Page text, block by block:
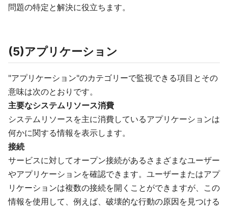
問題の特定と解決に役立ちます。
(5)アプリケーション
"アプリケーション"のカテゴリーで監視できる項目とその
意味は次のとおりです。
主要なシステムリソース消費
システムリソースを主に消費しているアプリケーションは
何かに関する情報を表示します。
接続
サービスに対してオープン接続があるさまざまなユーザー
やアプリケーションを確認できます。ユーザーまたはアプ
リケーションは複数の接続を開くことができますが、この
情報を使用して、例えば、破壊的な行動の原因を見つける